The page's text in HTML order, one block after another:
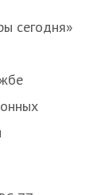
сегодня»